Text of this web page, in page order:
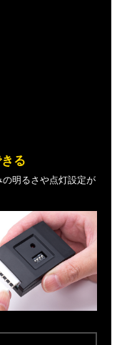
る
明るさや点灯設定が